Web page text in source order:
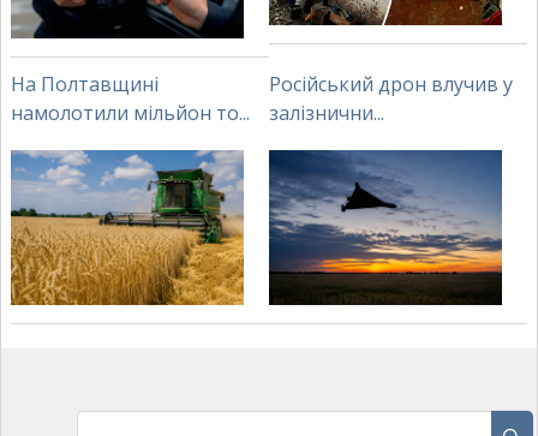
На Полтавщині
намолотили мільйон то...
Російський дрон влучив у
залізнични...